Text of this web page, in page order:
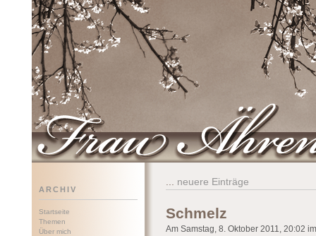
ARCHIV
Startseite
Themen
Über mich
... neuere Einträge
Schmelz
Am Samstag, 8. Oktober 2011, 20:02